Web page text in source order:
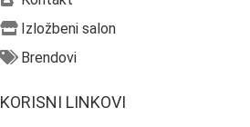
Izložbeni salon
Brendovi
KORISNI LINKOVI